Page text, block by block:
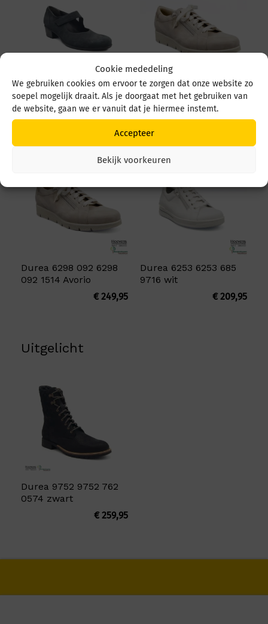
Cookie mededeling
We gebruiken cookies om ervoor te zorgen dat onze website zo
soepel mogelijk draait. Als je doorgaat met het gebruiken van
de website, gaan we er vanuit dat je hiermee instemt.
Accepteer
Bekijk voorkeuren
Durea 5679 5679 035
4549 Zwart
€219,95
Durea 6298 095 6298
0945 1514 Avorio
€249,95
Durea 6298 092 6298
092 1514 Avorio
€249,95
Durea 6253 6253 685
9716 wit
€209,95
Uitgelicht
Durea 9752 9752 762
0574 zwart
€259,95